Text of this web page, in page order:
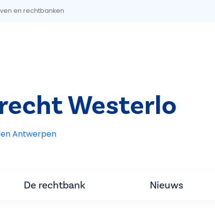
en rechtbanken
Westerlo
Antwerpen
De rechtbank Nieuws